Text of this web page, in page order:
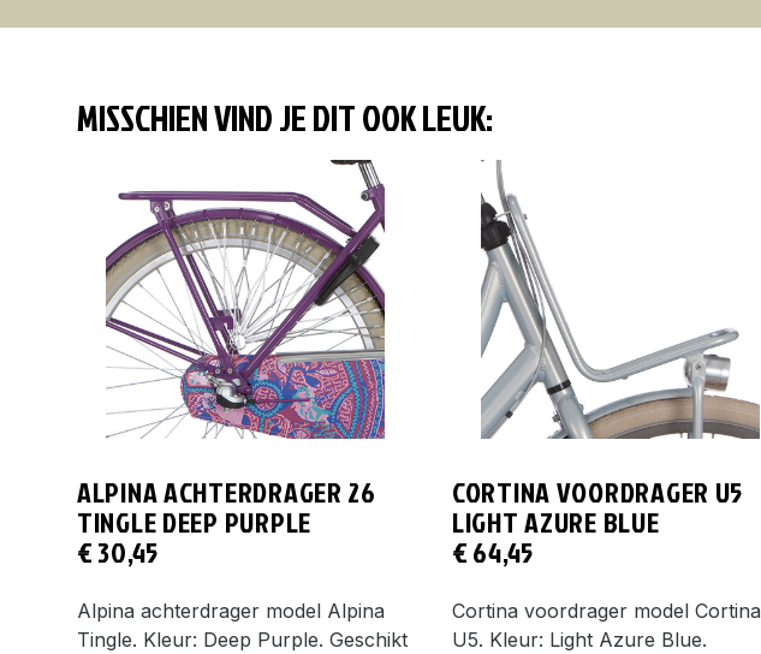
MISSCHIEN VIND JE DIT OOK LEUK:
ALPINA ACHTERDRAGER 26
TINGLE DEEP PURPLE
€30,45
Alpina achterdrager model Alpina
Tingle. Kleur: Deep Purple. Geschikt
CORTINA VOORDRAGER U5
LIGHT AZURE BLUE
€64,45
Cortina voordrager model Cortina
U5. Kleur: Light Azure Blue.